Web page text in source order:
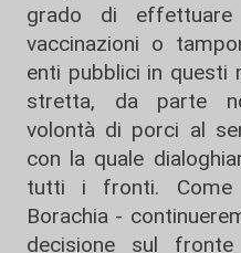
grado di
vaccinazioni o
enti pubblici in questi
stretta, da parte
volontà di porci al
con la quale
tutti i fronti. Come
Borachia -
decisione sul